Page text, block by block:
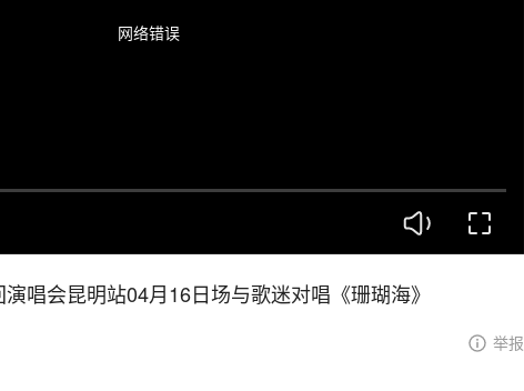
网络错误
唱会昆明站04月16日场与歌迷对唱《珊瑚海》
举报